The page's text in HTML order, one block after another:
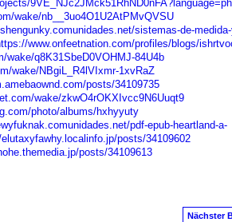
wake/nb__3uo4O1U2AtPMvQVSU
sistemas-de-
www.onfeetnation.com/profiles/blogs/
wake/q8K31SbeD0VOHMJ-84U4b
wake/NBgiL_R4lVIxmr-1xvRaZ
posts/34109735
wake/zkwO4rOKXIvcc9N6Uuqt9
photo/albums/hxhyyuty
pdf-epub-heartland-a-
posts/34109602
posts/34109613
Nächster